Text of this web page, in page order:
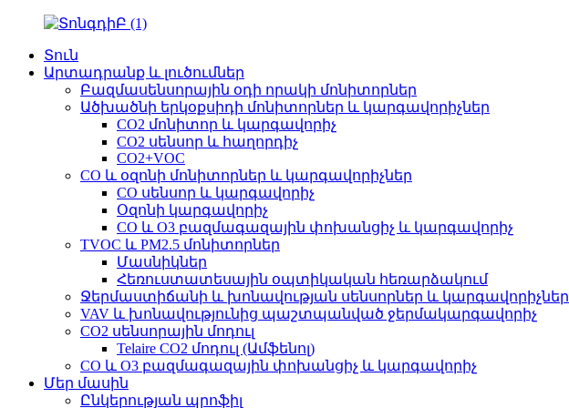
Տուն
Արտադրանք և լուծումներ
Բազմասենսորային օդի որակի մոնիտորներ
Ածխածնի երկօքսիդի մոնիտորներ և կարգավորիչներ
CO2 մոնիտոր և կարգավորիչ
CO2 սենսոր և հաղորդիչ
CO2+VOC
CO և օզոնի մոնիտորներ և կարգավորիչներ
CO սենսոր և կարգավորիչ
Օզոնի կարգավորիչ
CO և O3 բազմագազային փոխանցիչ և կարգավորիչ
TVOC և PM2.5 մոնիտորներ
Մասնիկներ
Հեռուստատեսային օպտիկական հեռարձակում
Ջերմաստիճանի և խոնավության սենսորներ և կարգավորիչներ
VAV և խոնավությունից պաշտպանված ջերմակարգավորիչ
CO2 սենսորային մոդուլ
Telaire CO2 մոդուլ (Ամֆենոլ)
CO և O3 բազմագազային փոխանցիչ և կարգավորիչ
Մեր մասին
Ընկերության պրոֆիլ